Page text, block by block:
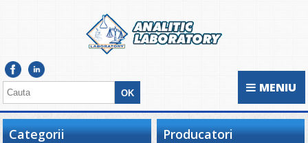
MENIU
Categorii Producatori